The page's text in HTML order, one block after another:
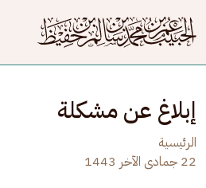
إبلاغ عن مشكلة
الرئيسية
22 جمادى الآخر 1443